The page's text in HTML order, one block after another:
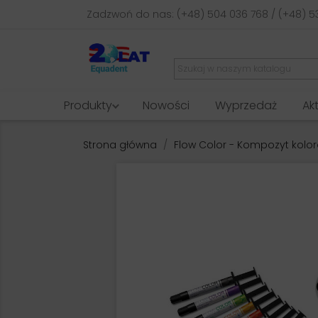
Zadzwoń do nas: (+48) 504 036 768 / (+48)
Produkty Nowości Wyprzedaż
Strona główna Flow Color - Kompozyt